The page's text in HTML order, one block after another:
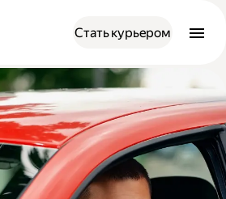
Стать курьером